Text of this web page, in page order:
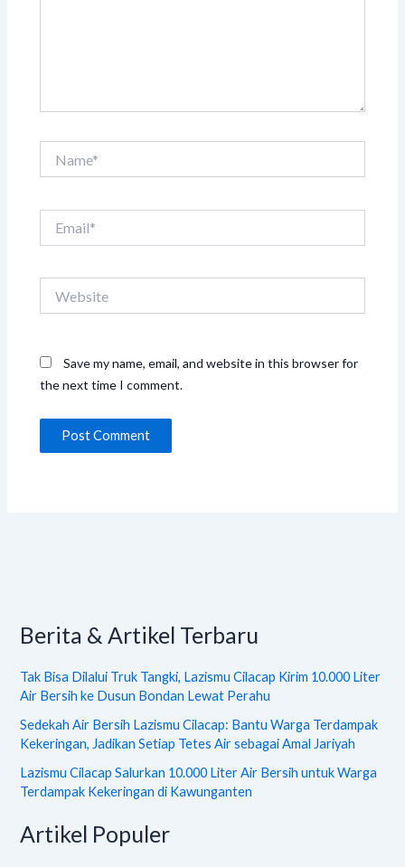
Save my name, email, and website in this browser for
the next time I comment.
Berita & Artikel Terbaru
Tak Bisa Dilalui Truk Tangki, Lazismu Cilacap Kirim 10.000 Liter
Air Bersih ke Dusun Bondan Lewat Perahu
Sedekah Air Bersih Lazismu Cilacap: Bantu Warga Terdampak
Kekeringan, Jadikan Setiap Tetes Air sebagai Amal Jariyah
Lazismu Cilacap Salurkan 10.000 Liter Air Bersih untuk Warga
Terdampak Kekeringan di Kawunganten
Artikel Populer